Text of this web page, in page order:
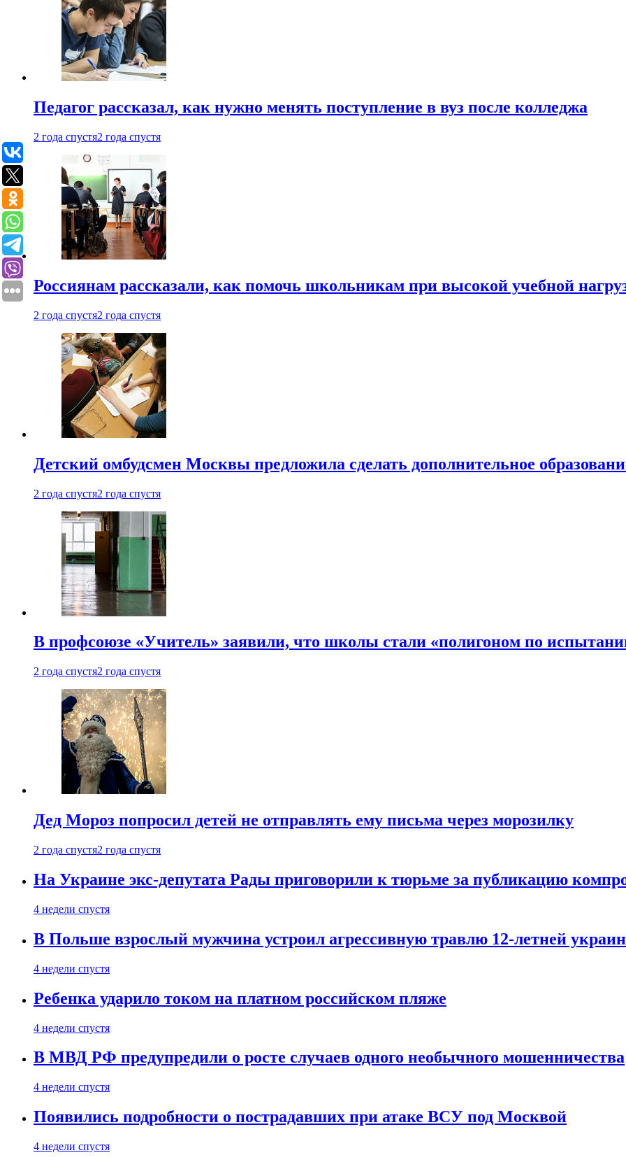
Педагог рассказал, как нужно менять поступление в вуз после колледжа
2 года спустя2 года спустя
Россиянам рассказали, как помочь школьникам при высокой учебной
2 года спустя2 года спустя
Детский омбудсмен Москвы предложила сделать дополнительное
2 года спустя2 года спустя
В профсоюзе «Учитель» заявили, что школы стали «полигоном по
2 года спустя2 года спустя
Дед Мороз попросил детей не отправлять ему письма через морозилку
2 года спустя2 года спустя
На Украине экс-депутата Рады приговорили к тюрьме за публикацию
4 недели спустя
В Польше взрослый мужчина устроил агрессивную травлю 12-летней
4 недели спустя
Ребенка ударило током на платном российском пляже
4 недели спустя
В МВД РФ предупредили о росте случаев одного необычного мошенничества
4 недели спустя
Появились подробности о пострадавших при атаке ВСУ под Москвой
4 недели спустя